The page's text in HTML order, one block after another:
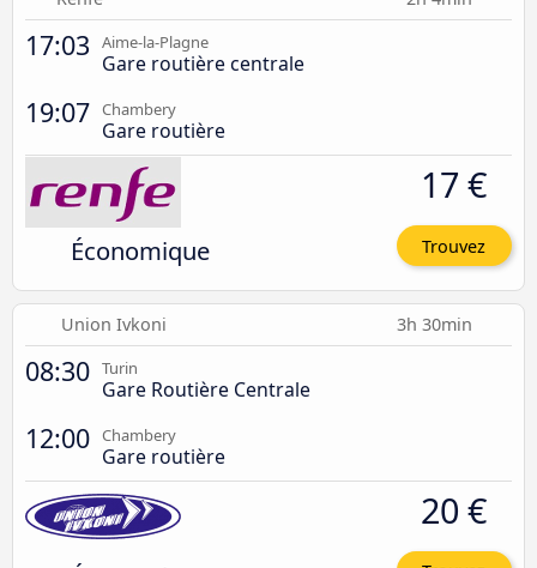
17:03 Aime-la-Plagne
Gare routière centrale
19:07 Chambery
Gare routière
Économique
17 €
Trouvez
Union Ivkoni 3h 30min
08:30 Turin
Gare Routière Centrale
12:00 Chambery
Gare routière
20 €